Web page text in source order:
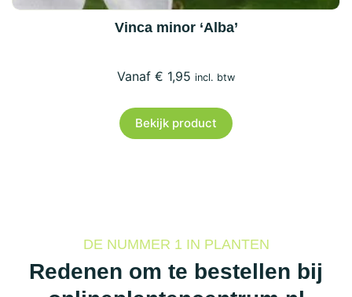
Vinca minor ‘Alba’
€ 1,95 incl. btw
Bekijk product
DE NUMMER 1 IN PLANTEN
Redenen om te bestellen bij